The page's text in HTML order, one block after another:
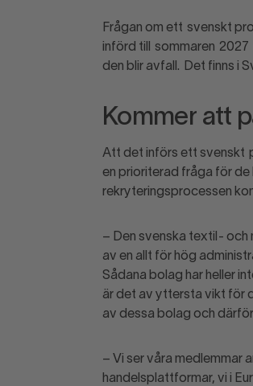
Frågan om ett svenskt
införd till sommaren
den blir avfall. Det finns i
Kommer att
Att det införs ett svenskt
en prioriterad fråga för
rekryteringsprocessen
– Den svenska textil- och
av en allt för hög
Sådana bolag har heller
är det av yttersta vikt för
av dessa bolag och
– Vi ser våra medlemmar
handelsplattformar, vi i